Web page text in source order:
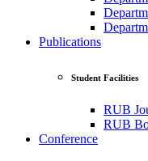
Publications
Student Facilities
RUB
RUB
Conference